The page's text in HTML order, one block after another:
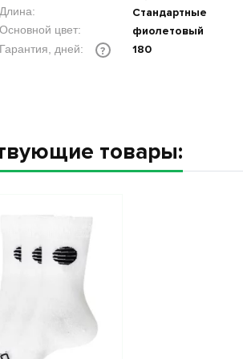
Длина: Стандартные
Основной цвет: фиолетовый
Гарантия, дней: ? 180
товары: